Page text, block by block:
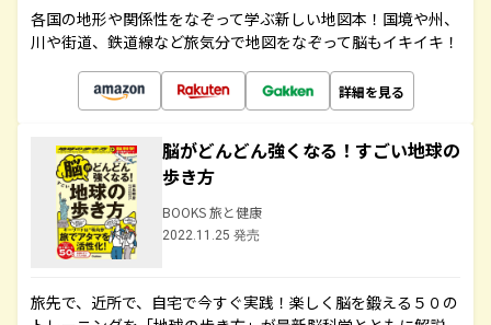
各国の地形や関係性をなぞって学ぶ新しい地図本！国境や州、
川や街道、鉄道線など旅気分で地図をなぞって脳もイキイキ！
詳細を見る
脳がどんどん強くなる！すごい地球の
歩き方
BOOKS 旅と健康
2022.11.25 発売
旅先で、近所で、自宅で今すぐ実践！楽しく脳を鍛える５０の